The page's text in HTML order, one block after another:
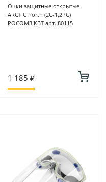
Очки защитные открытые
ARCTIC north (2C-1,2PC)
РОСОМЗ КВТ арт. 80115
1 185 ₽